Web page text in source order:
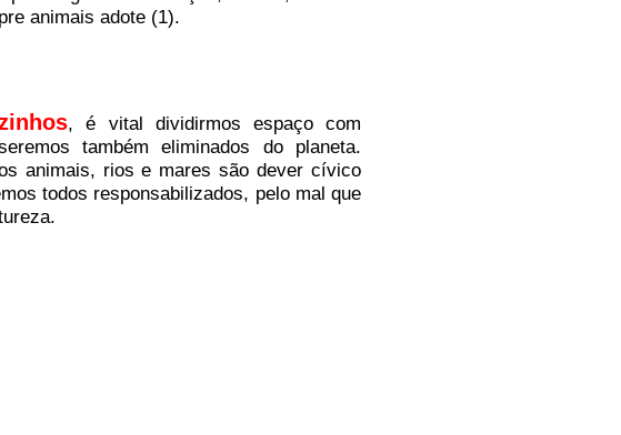
animais adote (1).
, é vital dividirmos espaço com
também eliminados do planeta.
animais, rios e mares são dever cívico
todos responsabilizados, pelo mal que